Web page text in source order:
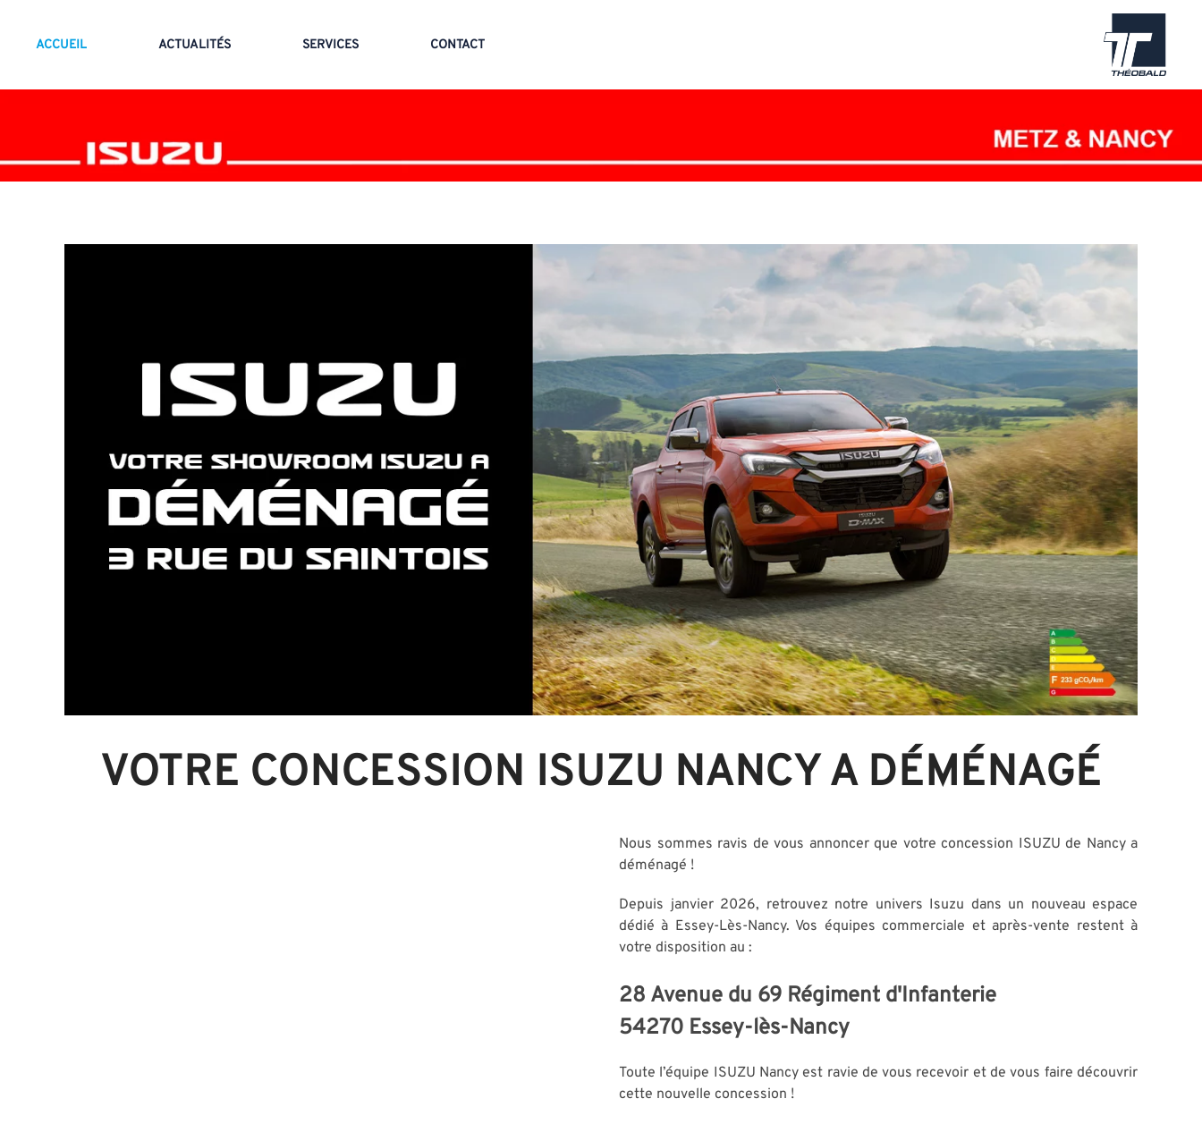
ACCUEIL ACTUALITÉS SERVICES CONTACT
VOTRE CONCESSION ISUZU NANCY A DÉMÉNAGÉ
Nous sommes ravis de vous annoncer que votre concession ISUZU de Nancy a
déménagé !
Depuis janvier 2026, retrouvez notre univers Isuzu dans un nouveau espace
dédié à Essey-Lès-Nancy. Vos équipes commerciale et après-vente restent à
votre disposition au :
28 Avenue du 69 Régiment d'Infanterie
54270 Essey-lès-Nancy
Toute l’équipe ISUZU Nancy est ravie de vous recevoir et de vous faire découvrir
cette nouvelle concession !